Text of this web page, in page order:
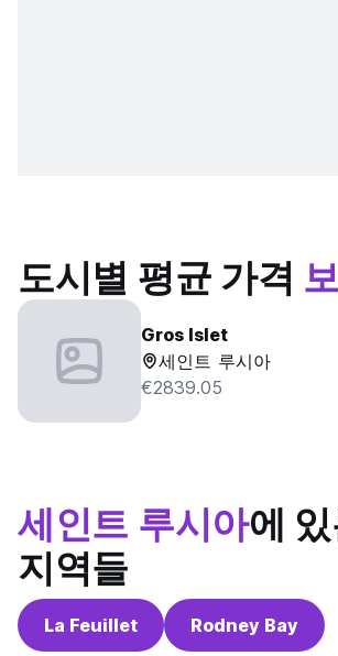
도시별 평균 가격
Gros Islet
세인트 루시아
€2839.05
세인트 루시아에
지역들
La Feuillet Rodney Bay